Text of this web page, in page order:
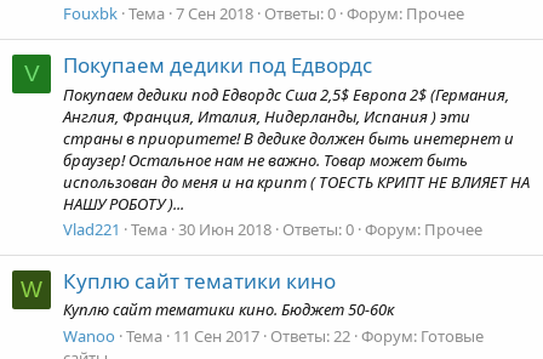
Fouxbk Тема 7 Сен 2018 Ответы: 0 Форум: Прочее
V Покупаем дедики под Едвордс
Покупаем дедики под Едвордс Сша 2,5$ Европа 2$ (Германия,
Англия, Франция, Италия, Нидерланды, Испания ) эти
страны в приоритете! В дедике должен быть инетернет и
браузер! Остальное нам не важно. Товар может быть
использован до меня и на крипт ( ТОЕСТЬ КРИПТ НЕ ВЛИЯЕТ НА
НАШУ РОБОТУ )...
Vlad221
Тема 30 Июн 2018 Ответы: 0 Форум: Прочее
W Куплю сайт тематики кино
Куплю сайт тематики кино. Бюджет 50-60к
Wanoo Тема 11 Сен 2017 Ответы: 22 Форум: Готовые